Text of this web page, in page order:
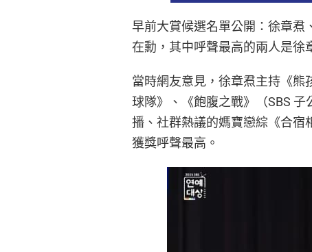
早前大賞候選名單公開：徐章焄
在勳，其中呼聲最高的兩人是徐
當時網友意見，徐章焄主持《熊
球隊》、《飽腹之戰》（SBS 子
播、社群熱議的媽寶戀綜《合宿
獲獎呼聲最高。